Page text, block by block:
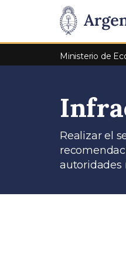
Presidencia
de
Pasar al contenido
Ministerio de
Realizar el
autoridades